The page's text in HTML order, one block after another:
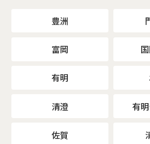
豊洲
富岡
有明
清澄 有
佐賀